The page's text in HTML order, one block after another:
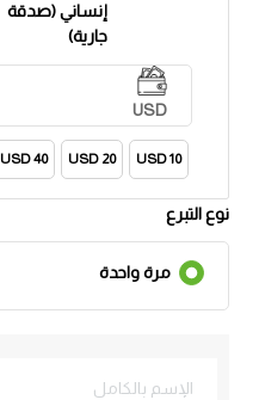
إنساني (صدقة
جارية)
USD
10 USD
20 USD
40 USD
نوع التبرع
مرة واحدة